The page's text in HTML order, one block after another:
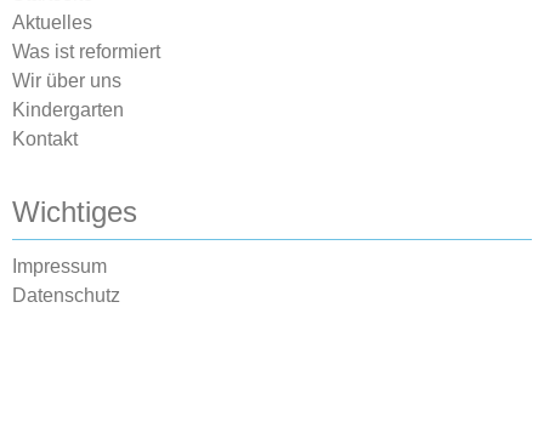
Aktuelles
Was ist reformiert
Wir über uns
Kindergarten
Kontakt
Wichtiges
Impressum
Datenschutz